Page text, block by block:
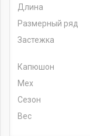
Длина
Размерный ряд
Застежка
Капюшон
Мех
Сезон
Вес